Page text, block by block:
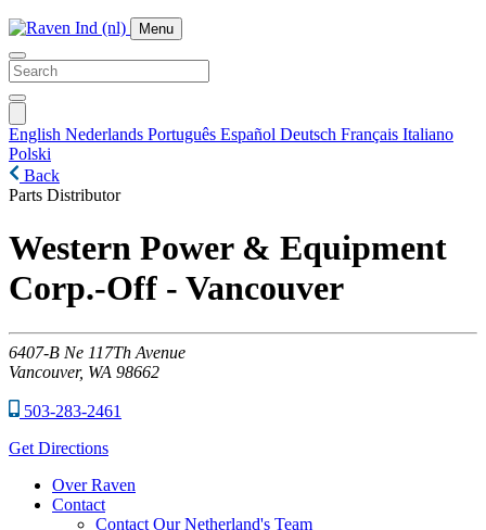
Menu
English Nederlands Português Español Deutsch Français Italiano
Polski
Back
Parts Distributor
Western Power & Equipment
Corp.-Off - Vancouver
6407-B Ne 117Th Avenue
Vancouver, WA 98662
503-283-2461
Get Directions
Over Raven
Contact
Contact Our Netherland's Team